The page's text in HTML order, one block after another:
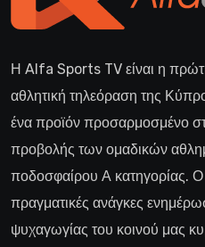
Η Alfa Sports TV είναι η
αθλητική τηλεόραση της
ένα προϊόν προσαρμοσμένο
προβολής των ομαδικών
ποδοσφαίρου Α κατηγορίας. Ο
πραγματικές ανάγκες
ψυχαγωγίας του κοινού μας